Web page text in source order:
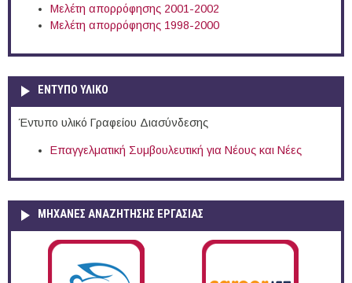
Μελέτη απορρόφησης 2001-2002
Μελέτη απορρόφησης 1998-2000
ΕΝΤΥΠΟ ΥΛΙΚΟ
Έντυπο υλικό Γραφείου Διασύνδεσης
Επαγγελματική Συμβουλευτική για Νέους και Νέες
ΜΗΧΑΝΕΣ ΑΝΑΖΗΤΗΣΗΣ ΕΡΓΑΣΙΑΣ